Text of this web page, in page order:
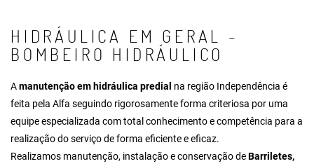
HIDRÁULICA EM GERAL -
BOMBEIRO HIDRÁULICO
Amanutenção em hidráulica predial na região Independência é
feita pela Alfa seguindo rigorosamente forma criteriosa por uma
equipe especializada com total conhecimento e competência para a
realização do serviço de forma eficiente e eficaz.
Realizamos manutenção, instalação e conservação deBarriletes,